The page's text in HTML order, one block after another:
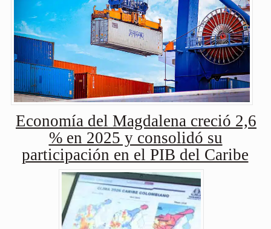
Economía del Magdalena creció 2,6
% en 2025 y consolidó su
participación en el PIB del Caribe